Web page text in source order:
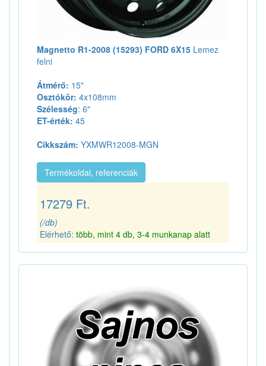
Magnetto R1-2008 (15293) FORD 6X15 Lemez
felni
Átmérő: 15"
Osztókör: 4x108mm
Szélesség: 6"
ET-érték: 45
Cikkszám: YXMWR12008-MGN
Termékoldal, referenciák
17279 Ft.
(/db)
Elérhető: több, mint 4 db, 3-4 munkanap alatt